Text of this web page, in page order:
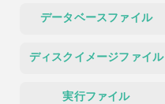
データベースファイル
ディスクイメージファイル
実行ファイル